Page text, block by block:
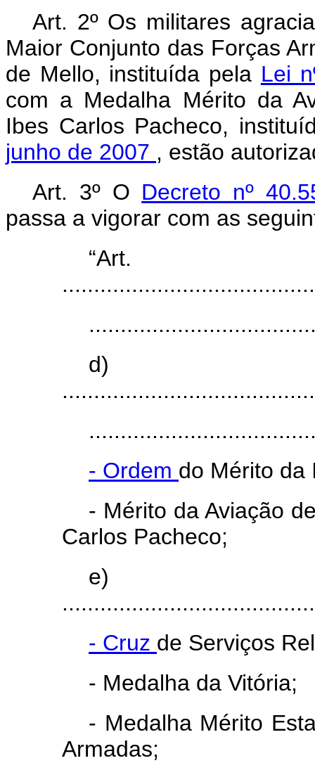
Art. 2º Os militares
Maior Conjunto das Forças
de Mello, instituída pela Lei
com a Medalha Mérito da
Ibes Carlos Pacheco,
junho de 2007 , estão
Art. 3º O Decreto nº
passa a vigorar com as
d)
- Ordem do Mérito da
- Mérito da Aviação
Carlos Pacheco;
e)
- Cruz de Serviços
- Medalha da Vitória;
- Medalha Mérito
Armadas;